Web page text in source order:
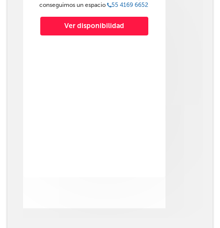
conseguimos un espacio
55 4169 6652
Ver disponibilidad